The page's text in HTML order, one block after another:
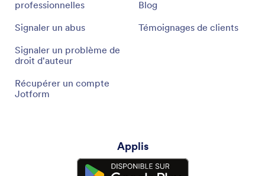
professionnelles
Signaler un abus
Signaler un problème de
droit d'auteur
Récupérer un compte
Jotform
Blog
Témoignages de clients
Applis